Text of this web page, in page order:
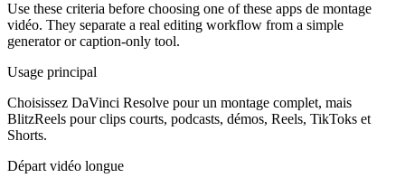
Use these criteria before choosing one of these apps de montage
vidéo. They separate a real editing workflow from a simple
generator or caption-only tool.
Usage principal
Choisissez DaVinci Resolve pour un montage complet, mais
BlitzReels pour clips courts, podcasts, démos, Reels, TikToks et
Shorts.
Départ vidéo longue